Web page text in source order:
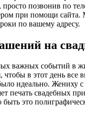
позвонив по
при помощи
по вашему адресу.
на
важных событий в
чтобы в этот день все
идеально. Жениху с
печать свадебных
это